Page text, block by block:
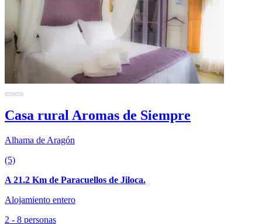
Casa rural Aromas de Siempre
Alhama de Aragón
(5)
A 21.2 Km de Paracuellos de Jiloca.
Alojamiento entero
2 - 8 personas